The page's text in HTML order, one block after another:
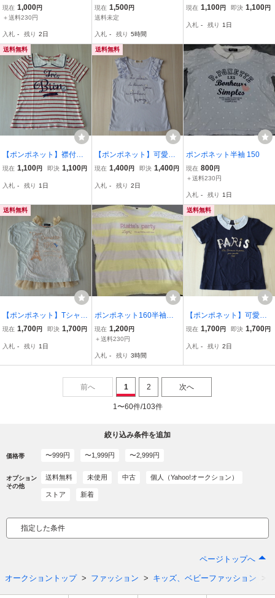
わいい半袖Tシャツ★15
0、M
現在 1,000円
＋送料230円
入札 - 残り 2日
半袖Ｔシャツ ☆L160㎝☆
水色 20312
現在 1,500円
送料未定
入札 - 残り 5時間
ダー半袖Tシャツ★１４０
現在 1,100円 即決 1,100円
入札 - 残り 1日
送料無料
【ポンポネット】襟付き
赤ボーダーTシャツ★150
現在 1,100円 即決 1,100円
入札 - 残り 1日
送料無料
【ポンポネット】可愛い♪
フリルTシャツ 水色★1
現在 1,400円 即決 1,400円
入札 - 残り 2日
ポンポネット半袖 150
現在 800円
＋送料230円
入札 - 残り 1日
送料無料
【ポンポネット】Tシャツ
＆キャミソール2点セット
現在 1,700円 即決 1,700円
入札 - 残り 1日
ポンポネット160半袖ニ
ット
現在 1,200円
＋送料230円
入札 - 残り 3時間
送料無料
【ポンポネット】可愛い♪
２WAY襟付き紺のTシャ
現在 1,700円 即決 1,700円
入札 - 残り 2日
前へ 1 2 次へ
1〜60件/103件
絞り込み条件を追加
価格帯 〜999円 〜1,999円 〜2,999円
オプション
その他
送料無料 未使用 中古 個人（Yahoo!オークション）
ストア 新着
指定した条件
ページトップへ
オークショントップ ファッション キッズ、ベビーファッション